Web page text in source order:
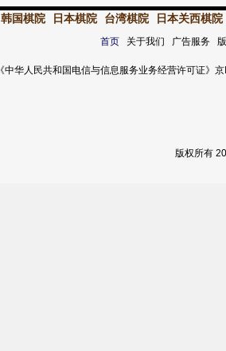
韩国棋院 日本棋院 台湾棋院 日本关西棋院
首页关于我们 广告服务
《中华人民共和国电信与信息服务业务经营许可证
版权所有